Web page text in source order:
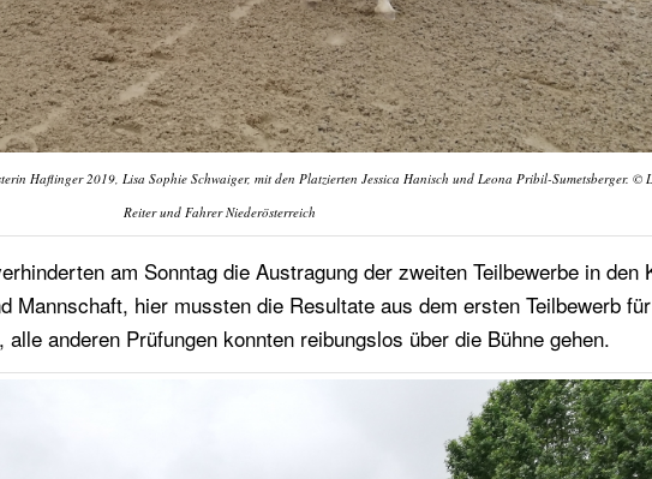
Haflinger 2019, Lisa Sophie Schwaiger, mit den Platzierten Jessica Hanisch und Leona Pribil-Sumetsberger. ©
Reiter und Fahrer Niederösterreich
am Sonntag die Austragung der zweiten Teilbewerbe in den
Mannschaft, hier mussten die Resultate aus dem ersten Teilbewerb
anderen Prüfungen konnten reibungslos über die Bühne gehen.